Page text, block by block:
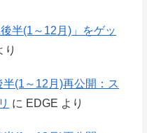
半(1～12月)」をゲッ
り
(1～12月)再公開：ス
に EDGE より